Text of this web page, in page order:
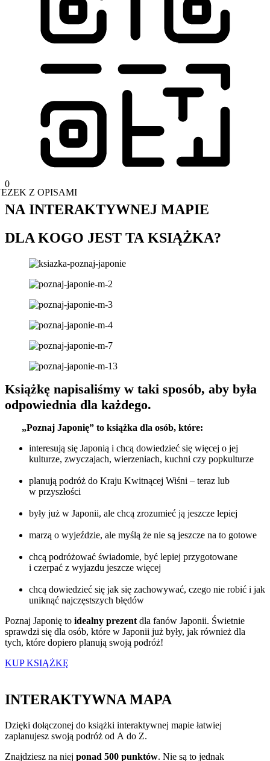
Z OPISAMI
0
NA INTERAKTYWNEJ MAPIE
DLA KOGO JEST TA KSIĄŻKA?
Książkę napisaliśmy w taki sposób, aby była
odpowiednia dla każdego.
„Poznaj Japonię” to książka dla osób, które:
interesują się Japonią i chcą dowiedzieć się więcej o jej
kulturze, zwyczajach, wierzeniach, kuchni czy popkulturze
planują podróż do Kraju Kwitnącej Wiśni – teraz lub
w przyszłości
były już w Japonii, ale chcą zrozumieć ją jeszcze lepiej
marzą o wyjeździe, ale myślą że nie są jeszcze na to gotowe
chcą podróżować świadomie, być lepiej przygotowane
i czerpać z wyjazdu jeszcze więcej
chcą dowiedzieć się jak się zachowywać, czego nie robić i jak
uniknąć najczęstszych błędów
Poznaj Japonię to idealny prezent dla fanów Japonii. Świetnie
sprawdzi się dla osób, które w Japonii już były, jak również dla
tych, które dopiero planują swoją podróż!
KUP KSIĄŻKĘ
INTERAKTYWNA MAPA
Dzięki dołączonej do książki interaktywnej mapie łatwiej
zaplanujesz swoją podróż od A do Z.
Znajdziesz na niej ponad 500 punktów. Nie są to jednak